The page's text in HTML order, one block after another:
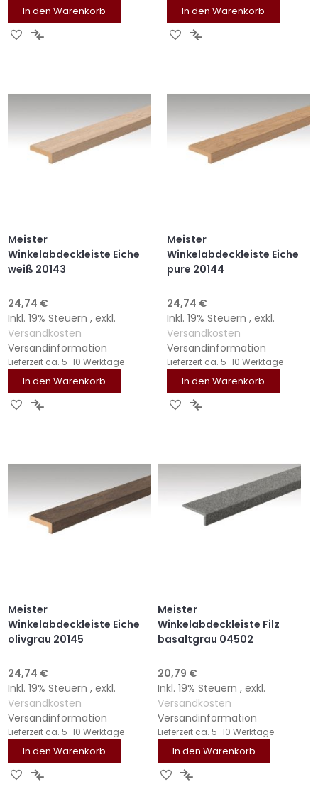
In den Warenkorb
ZURZUR
In den Warenkorb
ZURZUR
Meister
Winkelabdeckleiste Eiche
weiß 20143
24,74 €
Inkl. 19% Steuern , exkl.
Versandkosten
Versandinformation
Lieferzeit ca. 5-10 Werktage
In den Warenkorb
ZURZUR
Meister
Winkelabdeckleiste Eiche
pure 20144
24,74 €
Inkl. 19% Steuern , exkl.
Versandkosten
Versandinformation
Lieferzeit ca. 5-10 Werktage
In den Warenkorb
ZURZUR
Meister
Winkelabdeckleiste Eiche
olivgrau 20145
24,74 €
Inkl. 19% Steuern , exkl.
Versandkosten
Versandinformation
Lieferzeit ca. 5-10 Werktage
In den Warenkorb
ZURZUR
Meister
Winkelabdeckleiste Filz
basaltgrau 04502
20,79 €
Inkl. 19% Steuern , exkl.
Versandkosten
Versandinformation
Lieferzeit ca. 5-10 Werktage
In den Warenkorb
ZURZUR